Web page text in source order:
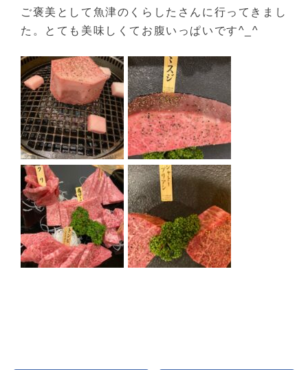
ご褒美として魚津のくらしたさんに行ってきまし
た。とても美味しくてお腹いっぱいです^_^